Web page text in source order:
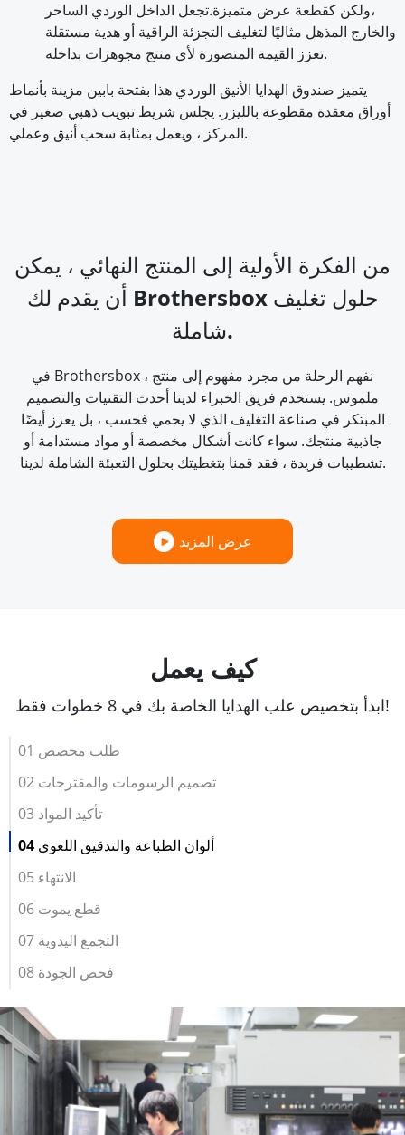
،ولكن كقطعة عرض متميزة.تجعل الداخل الوردي الساحر
والخارج المذهل مثاليًا لتغليف التجزئة الراقية أو هدية مستقلة
تعزز القيمة المتصورة لأي منتج مجوهرات بداخله.
يتميز صندوق الهدايا الأنيق الوردي هذا بفتحة بابين مزينة بأنماط
أوراق معقدة مقطوعة بالليزر. يجلس شريط تبويب ذهبي صغير في
المركز ، ويعمل بمثابة سحب أنيق وعملي.
من الفكرة الأولية إلى المنتج النهائي ، يمكن
أن يقدم لك Brothersbox حلول تغليف
شاملة.
في Brothersbox ، نفهم الرحلة من مجرد مفهوم إلى منتج
ملموس. يستخدم فريق الخبراء لدينا أحدث التقنيات والتصميم
المبتكر في صناعة التغليف الذي لا يحمي فحسب ، بل يعزز أيضًا
جاذبية منتجك. سواء كانت أشكال مخصصة أو مواد مستدامة أو
تشطيبات فريدة ، فقد قمنا بتغطيتك بحلول التعبئة الشاملة لدينا.
عرض المزيد
كيف يعمل
ابدأ بتخصيص علب الهدايا الخاصة بك في 8 خطوات فقط!
01 طلب مخصص
02 تصميم الرسومات والمقترحات
03 تأكيد المواد
04 ألوان الطباعة والتدقيق اللغوي
05 الانتهاء
06 قطع يموت
07 التجمع اليدوية
08 فحص الجودة